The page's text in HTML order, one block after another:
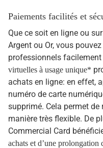
Paiements facilités et
Que ce soit en ligne ou
Argent ou Or, vous
professionnels
virtuelles à usage unique*
achats en ligne: en effet,
numéro de carte
supprimé. Cela permet
manière très flexible. De
Commercial Card
achats et d’une prolongation